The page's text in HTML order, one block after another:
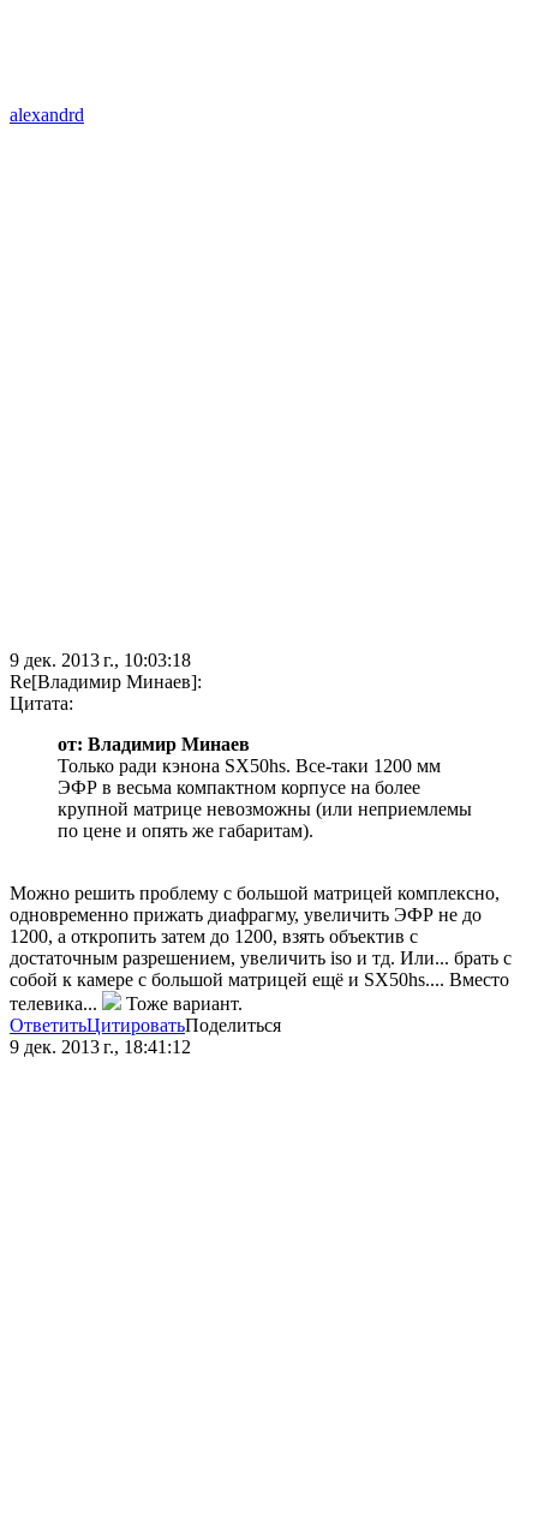
alexandrd
9 дек. 2013 г., 10:03:18
Re[Владимир Минаев]:
Цитата:
от: Владимир Минаев
Только ради кэнона SX50hs. Все-таки 1200 мм
ЭФР в весьма компактном корпусе на более
крупной матрице невозможны (или неприемлемы
по цене и опять же габаритам).
Можно решить проблему с большой матрицей комплексно,
одновременно прижать диафрагму, увеличить ЭФР не до
1200, а откропить затем до 1200, взять объектив с
достаточным разрешением, увеличить iso и тд. Или... брать с
собой к камере с большой матрицей ещё и SX50hs.... Вместо
телевика...
Тоже вариант.
ОтветитьЦитироватьПоделиться
9 дек. 2013 г., 18:41:12